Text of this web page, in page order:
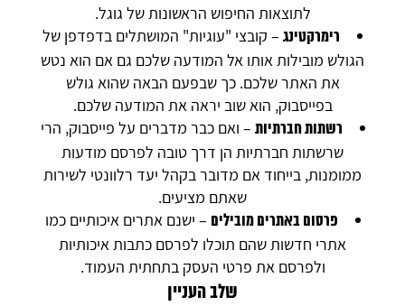
לתוצאות החיפוש הראשונות של גוגל.
רימרקטינג – קובצי "עוגיות" המושתלים בדפדפן של
הגולש מובילות אותו אל המודעה שלכם גם אם הוא נטש
את האתר שלכם. כך שבפעם הבאה שהוא גולש
בפייסבוק, הוא שוב יראה את המודעה שלכם.
רשתות חברתיות – ואם כבר מדברים על פייסבוק, הרי
שרשתות חברתיות הן דרך טובה לפרסם מודעות
ממומנות, בייחוד אם מדובר בקהל יעד רלוונטי לשירות
שאתם מציעים.
פרסום באתרים מובילים – ישנם אתרים איכותיים כמו
אתרי חדשות שהם תוכלו לפרסם כתבות איכותיות
ולפרסם את פרטי העסק בתחתית העמוד.
שלב העניין